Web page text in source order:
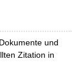
und
Zitation in